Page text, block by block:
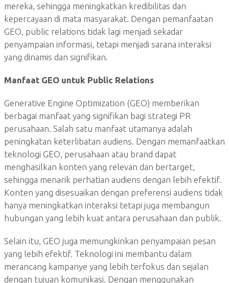
mereka, sehingga meningkatkan kredibilitas dan
kepercayaan di mata masyarakat. Dengan pemanfaatan
GEO, public relations tidak lagi menjadi sekadar
penyampaian informasi, tetapi menjadi sarana interaksi
yang dinamis dan signifikan.
Manfaat GEO untuk Public Relations
Generative Engine Optimization (GEO) memberikan
berbagai manfaat yang signifikan bagi strategi PR
perusahaan. Salah satu manfaat utamanya adalah
peningkatan keterlibatan audiens. Dengan memanfaatkan
teknologi GEO, perusahaan atau brand dapat
menghasilkan konten yang relevan dan bertarget,
sehingga menarik perhatian audiens dengan lebih efektif.
Konten yang disesuaikan dengan preferensi audiens tidak
hanya meningkatkan interaksi tetapi juga membangun
hubungan yang lebih kuat antara perusahaan dan publik.
Selain itu, GEO juga memungkinkan penyampaian pesan
yang lebih efektif. Teknologi ini membantu dalam
merancang kampanye yang lebih terfokus dan sejalan
dengan tujuan komunikasi. Dengan menggunakan